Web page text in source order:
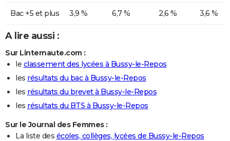
Bac +5 et plus 3,9 % 6,7 % 2,6 % 3,6 %
A lire aussi :
Sur Linternaute.com :
le classement des lycées à Bussy-le-Repos
les résultats du bac à Bussy-le-Repos
les résultats du brevet à Bussy-le-Repos
les résultats du BTS à Bussy-le-Repos
Sur le Journal des Femmes :
La liste des écoles, collèges, lycées de Bussy-le-Repos